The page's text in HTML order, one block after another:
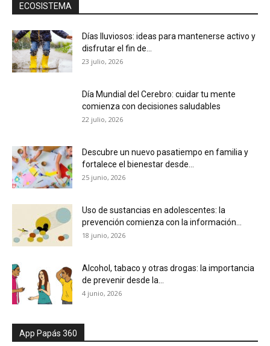
ECOSISTEMA
Días lluviosos: ideas para mantenerse activo y
disfrutar el fin de...
23 julio, 2026
Día Mundial del Cerebro: cuidar tu mente
comienza con decisiones saludables
22 julio, 2026
Descubre un nuevo pasatiempo en familia y
fortalece el bienestar desde...
25 junio, 2026
Uso de sustancias en adolescentes: la
prevención comienza con la información...
18 junio, 2026
Alcohol, tabaco y otras drogas: la importancia
de prevenir desde la...
4 junio, 2026
App Papás 360